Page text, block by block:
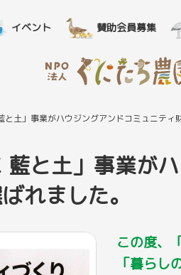
イベント 賛助会員募集
と土」事業がハウジングアンドコミュニティ
藍と土」事業が
れました。
この度、
「暮らし